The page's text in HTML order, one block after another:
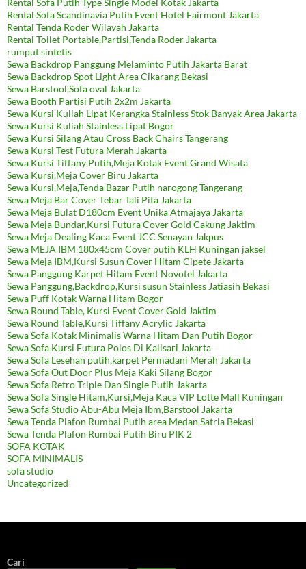
Rental Sofa Putih Type Single Model Kotak Jakarta
Rental Sofa Scandinavia Putih Event Hotel Fairmont Jakarta
Rental Tenda Roder Wilayah Jakarta
Rental Toilet Portable,Partisi,Tenda Roder Jakarta
rumput sintetis
Sewa Backdrop Panggung Melaminto Putih Jakarta Barat
Sewa Backdrop Spot Light Area Cikarang Bekasi
Sewa Barstool,Sofa oval Jakarta
Sewa Booth Partisi Putih 2x2m Jakarta
Sewa Kursi Kuliah Lipat Kerangka Stainless Stok Banyak Area Jakarta
Sewa Kursi Kuliah Stainless Lipat Bogor
Sewa Kursi Silang Atau Cross Back Chairs Tangerang
Sewa Kursi Test Futura Merah Jakarta
Sewa Kursi Tiffany Putih,Meja Kotak Event Grand Wisata
Sewa Kursi,Meja Cover Biru Jakarta
Sewa Kursi,Meja,Tenda Bazar Putih narogong Tangerang
Sewa Meja Bar Cover Tebar Tali Pita Jakarta
Sewa Meja Bulat D180cm Event Unika Atmajaya Jakarta
Sewa Meja Bundar,Kursi Futura Cover Gold Cakung Jaktim
Sewa Meja Dealing Kaca Event JCC Senayan Jakpus
Sewa MEJA IBM 180x45cm Cover putih KLH Kuningan jaksel
Sewa Meja IBM,Kursi Susun Cover Hitam Cipete Jakarta
Sewa Panggung Karpet Hitam Event Novotel Jakarta
Sewa Panggung,Backdrop,Kursi susun Stainless Jatiasih Bekasi
Sewa Puff Kotak Warna Hitam Bogor
Sewa Round Table, Kursi Event Cover Gold Jaktim
Sewa Round Table,Kursi Tiffany Acrylic Jakarta
Sewa Sofa Kotak Minimalis Warna Hitam Dan Putih Bogor
Sewa Sofa Kursi Futura Polos Di Kalisari Jakarta
Sewa Sofa Lesehan putih,karpet Permadani Merah Jakarta
Sewa Sofa Out Door Plus Meja Kaki Silang Bogor
Sewa Sofa Retro Triple Dan Single Putih Jakarta
Sewa Sofa Single Hitam,Kursi,Meja Kaca VIP Lotte Mall Kuningan
Sewa Sofa Studio Abu-Abu Meja Ibm,Barstool Jakarta
Sewa Tenda Plafon Rumbai Putih area Medan Satria Bekasi
Sewa Tenda Plafon Rumbai Putih Biru PIK 2
SOFA KOTAK
SOFA MINIMALIS
sofa studio
Uncategorized
Cari